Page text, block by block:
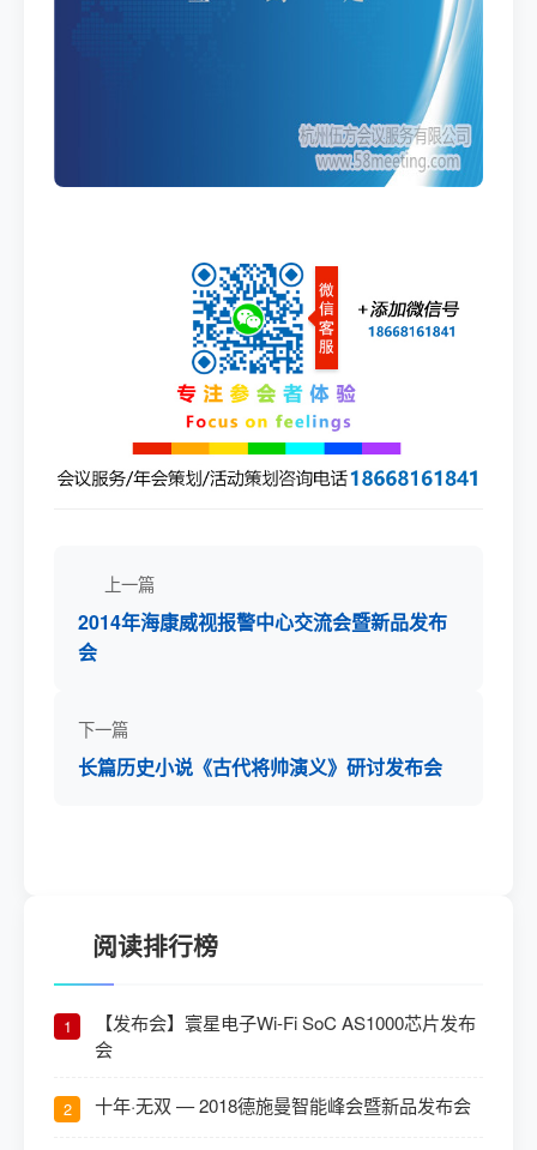
上一篇
2014年海康威视报警中心交流会暨新品发布
会
下一篇
长篇历史小说《古代将帅演义》研讨发布会
阅读排行榜
1
【发布会】寰星电子Wi-Fi SoC AS1000芯片发布
会
2 十年·无双 — 2018德施曼智能峰会暨新品发布会